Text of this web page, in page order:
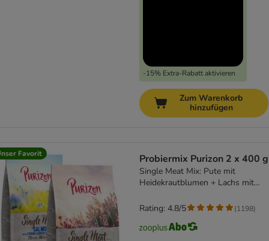
-15% Extra-Rabatt aktivieren
Zum Warenkorb
hinzufügen
Favorit Probiermix Purizon 2 x 400 g
Single Meat Mix: Pute mit
Heidekrautblumen + Lachs mit
Rating: 4.8/5 (1198)